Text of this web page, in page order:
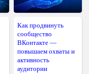
Как продвинуть
сообщество
ВКонтакте —
повышаем охваты и
активность
аудитории